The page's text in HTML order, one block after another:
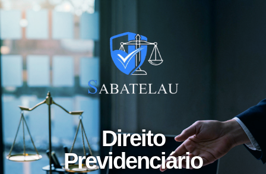
Direito
Previdenciário